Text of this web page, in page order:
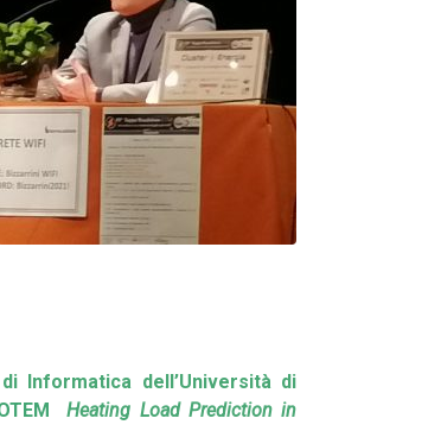
Informatica dell’Università di
Heating Load Prediction in